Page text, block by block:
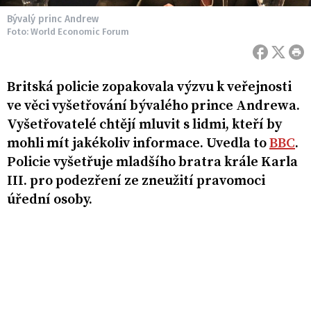
Bývalý princ Andrew
Foto: World Economic Forum
Britská policie zopakovala výzvu k veřejnosti
ve věci vyšetřování bývalého prince Andrewa.
Vyšetřovatelé chtějí mluvit s lidmi, kteří by
mohli mít jakékoliv informace. Uvedla toBBC.
Policie vyšetřuje mladšího bratra krále Karla
III. pro podezření ze zneužití pravomoci
úřední osoby.